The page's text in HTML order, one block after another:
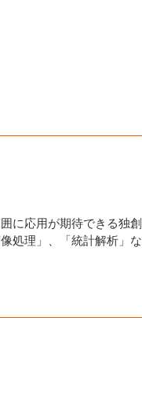
に応用が期待できる独創
処理」、「統計解析」な